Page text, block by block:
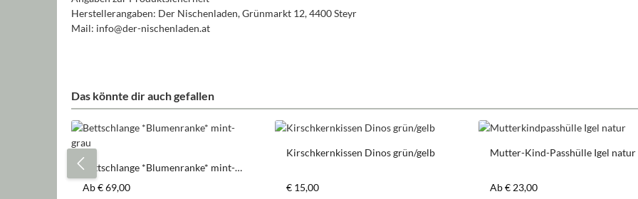
Herstellerangaben: Der Nischenladen, Grünmarkt 12, 4400 Steyr
Mail: info@der-nischenladen.at
Das könnte dir auch gefallen
Produktgalerie überspringen
Bettschlange *Blumenranke* mint-
grau
Regulärer Preis:
Ab€ 69,00
Kirschkernkissen Dinos grün/gelb
Regulärer Preis:
€ 15,00
Mutter-Kind-Passhülle Igel natur
Regulärer Preis:
Ab€ 23,00